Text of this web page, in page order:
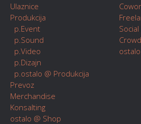
Ulaznice
Produkcija
p.Event
p.Sound
p.Video
p.Dizajn
p.ostalo @ Produkcija
Prevoz
Merchandise
Konsalting
ostalo @ Shop